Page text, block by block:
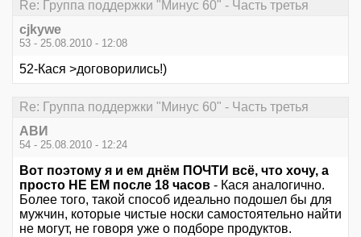
Re: Группа поддержки "Минус 60" - Часть третья
cjkywe
53 - 25.08.2010 - 12:08
52-Кася >договорились!)
Re: Группа поддержки "Минус 60" - Часть третья
АВИ
54 - 25.08.2010 - 12:24
Вот поэтому я и ем днём ПОЧТИ всё, что хочу, а
просто НЕ ЕМ после 18 часов - Кася аналогично.
Более того, такой способ идеально подошел бы для
мужчин, которые чистые носки самостоятельно найти
не могут, не говоря уже о подборе продуктов.